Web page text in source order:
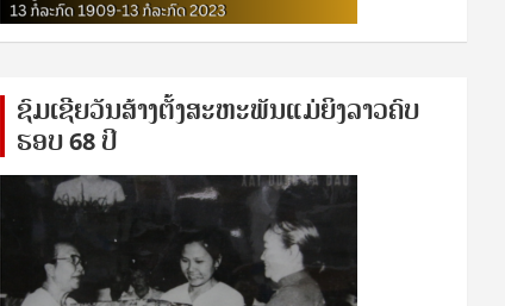
ຊົ​ມ​ເຊີຍ​ວັນ​ສ້າງ​ຕັ້ງ​ສະ​ຫະ​ພັນ​ແມ່​ຍິງ​​ລາວຄົບ​
ຮອບ 68 ປິ